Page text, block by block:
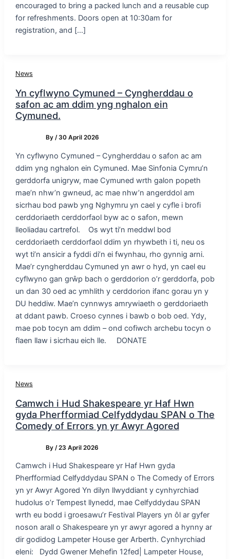
encouraged to bring a packed lunch and a reusable cup
for refreshments. Doors open at 10:30am for
registration, and […]
News
Yn cyflwyno Cymuned – Cyngherddau o
safon ac am ddim yng nghalon ein
Cymuned.
By/ 30 April 2026
Yn cyflwyno Cymuned – Cyngherddau o safon ac am
ddim yng nghalon ein Cymuned. Mae Sinfonia Cymru’n
gerddorfa unigryw, mae Cymuned wrth galon popeth
mae’n nhw’n gwneud, ac mae nhw’n angerddol am
sicrhau bod pawb yng Nghymru yn cael y cyfle i brofi
cerddoriaeth cerddorfaol byw ac o safon, mewn
lleoliadau cartrefol. Os wyt ti’n meddwl bod
cerddoriaeth cerddorfaol ddim yn rhywbeth i ti, neu os
wyt ti’n ansicir a fyddi di’n ei fwynhau, rho gynnig arni.
Mae’r cyngherddau Cymuned yn awr o hyd, yn cael eu
cyflwyno gan grŵp bach o gerddorion o’r gerddorfa, pob
un dan 30 oed ac ymhlith y cerddorion ifanc gorau yn y
DU heddiw. Mae’n cynnwys amrywiaeth o gerddoriaeth
at ddant pawb. Croeso cynnes i bawb o bob oed. Ydy,
mae pob tocyn am ddim – ond cofiwch archebu tocyn o
flaen llaw i sicrhau eich lle. DONATE
News
Camwch i Hud Shakespeare yr Haf Hwn
gyda Pherfformiad Celfyddydau SPAN o The
Comedy of Errors yn yr Awyr Agored
By /23 April 2026
Camwch i Hud Shakespeare yr Haf Hwn gyda
Pherfformiad Celfyddydau SPAN o The Comedy of Errors
yn yr Awyr Agored Yn dilyn llwyddiant y cynhyrchiad
hudolus o’r Tempest llynedd, mae Celfyddydau SPAN
wrth eu bodd i groesawu’r Festival Players yn ôl ar gyfer
noson arall o Shakespeare yn yr awyr agored a hynny ar
dir godidog Lampeter House ger Arberth. Cynhyrchiad
eleni: Dydd Gwener Mehefin 12fed| Lampeter House,